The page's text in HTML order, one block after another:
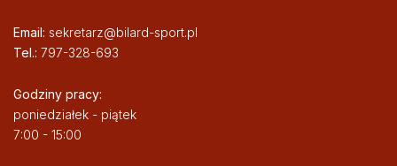
Email: sekretarz@bilard-sport.pl
Tel.: 797-328-693
Godziny pracy:
poniedziałek - piątek
7:00 - 15:00